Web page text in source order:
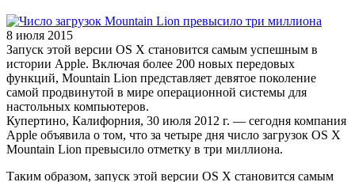
8 июля 2015
Запуск этой версии OS X становится самым успешным в
истории Apple. Включая более 200 новых передовых
функций, Mountain Lion представляет девятое поколение
самой продвинутой в мире операционной системы для
настольных компьютеров.
Купертино, Калифорния, 30 июля 2012 г. — сегодня компания
Apple объявила о том, что за четыре дня число загрузок OS X
Mountain Lion превысило отметку в три миллиона.
Таким образом, запуск этой версии OS X становится самым